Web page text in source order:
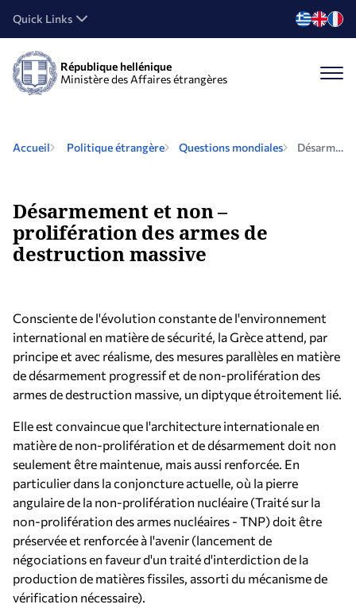
Quick Links
République hellénique
Ministère des Affaires étrangères
Accueil Politique étrangère Questions mondiales Désarmement et non – prolifération des armes de destruction massive
Désarmement et non –
prolifération des armes de
destruction massive
Consciente de l'évolution constante de l'environnement
international en matière de sécurité, la Grèce attend, par
principe et avec réalisme, des mesures parallèles en matière
de désarmement progressif et de non-prolifération des
armes de destruction massive, un diptyque étroitement lié.
Elle est convaincue que l'architecture internationale en
matière de non-prolifération et de désarmement doit non
seulement être maintenue, mais aussi renforcée. En
particulier dans la conjoncture actuelle, où la pierre
angulaire de la non-prolifération nucléaire (Traité sur la
non-prolifération des armes nucléaires - TNP) doit être
préservée et renforcée à l'avenir (lancement de
négociations en faveur d'un traité d'interdiction de la
production de matières fissiles, assorti du mécanisme de
vérification nécessaire).